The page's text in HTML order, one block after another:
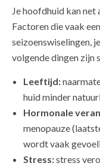
Je hoofdhuid kan net
Factoren die vaak
seizoenswiselingen,
volgende dingen zijn
Leeftijd:
huid minder
Hormonale
menopauze
wordt vaak
Stress:stress